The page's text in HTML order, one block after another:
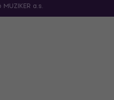
a.s.